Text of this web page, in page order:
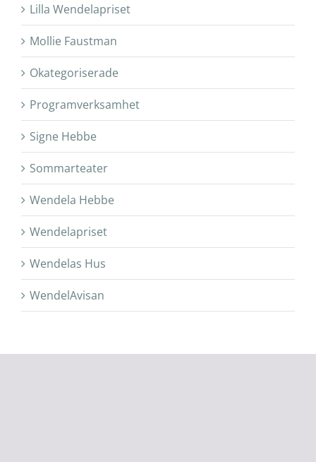
Lilla Wendelapriset
Mollie Faustman
Okategoriserade
Programverksamhet
Signe Hebbe
Sommarteater
Wendela Hebbe
Wendelapriset
Wendelas Hus
WendelAvisan